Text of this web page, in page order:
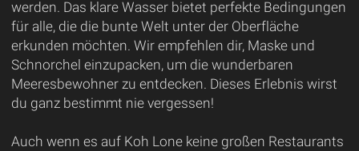
werden. Das klare Wasser bietet perfekte Bedingungen
für alle, die die bunte Welt unter der Oberfläche
erkunden möchten. Wir empfehlen dir, Maske und
Schnorchel einzupacken, um die wunderbaren
Meeresbewohner zu entdecken. Dieses Erlebnis wirst
du ganz bestimmt nie vergessen!
Auch wenn es auf Koh Lone keine großen Restaurants